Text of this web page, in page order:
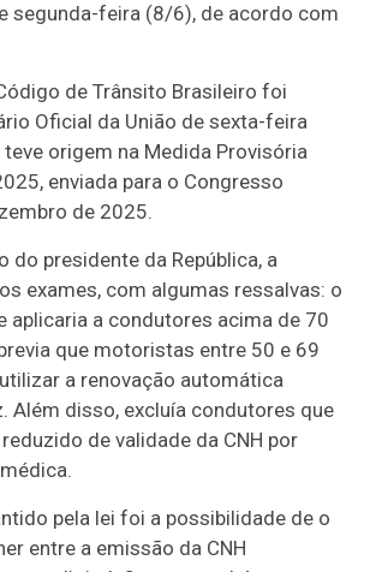
segunda-feira (8/6), de acordo com
de Trânsito Brasileiro foi
Oficial da União de sexta-feira
origem na Medida Provisória
enviada para o Congresso
de 2025.
do presidente da República, a
exames, com algumas ressalvas: o
aplicaria a condutores acima de 70
que motoristas entre 50 e 69
a renovação automática
Além disso, excluía condutores que
de validade da CNH por
pela lei foi a possibilidade de o
entre a emissão da CNH